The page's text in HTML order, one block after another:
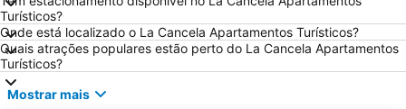
Aldea del Rocio
Torre la Higuera
Capilla Santa Cruz Calle Sevilla
Puerto de Mazagón
Plaza de los Cisnes
Palacio de Congresos
De la Jara
Turísticos?
Onde está localizado o La Cancela Apartamentos Turísticos?
Quais atrações populares estão perto do La Cancela Apartamentos
Turísticos?
Mostrar mais